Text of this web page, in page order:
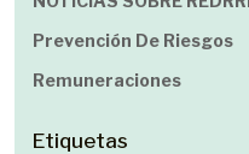
Prevención De Riesgos
Remuneraciones
Etiquetas